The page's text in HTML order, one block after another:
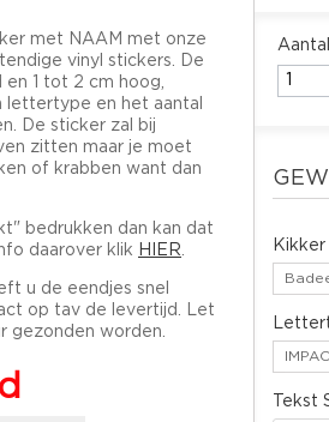
met NAAM met onze
vinyl stickers.
De
en 1 tot 2 cm hoog,
lettertype en het aantal
De sticker zal bij
zitten maar je moet
of krabben want dan
bedrukken dan kan dat
daarover klik
HIER
u de eendjes snel
op tav de levertijd. Let
gezonden worden.
Aantal
Tekst